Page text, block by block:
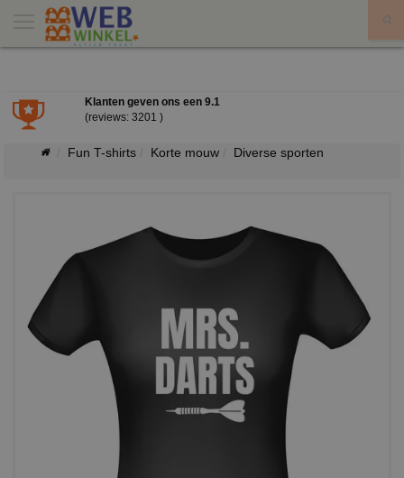
Klanten geven ons een 9.1
(reviews: 3201 )
Fun T-shirts Korte mouw Diverse sporten